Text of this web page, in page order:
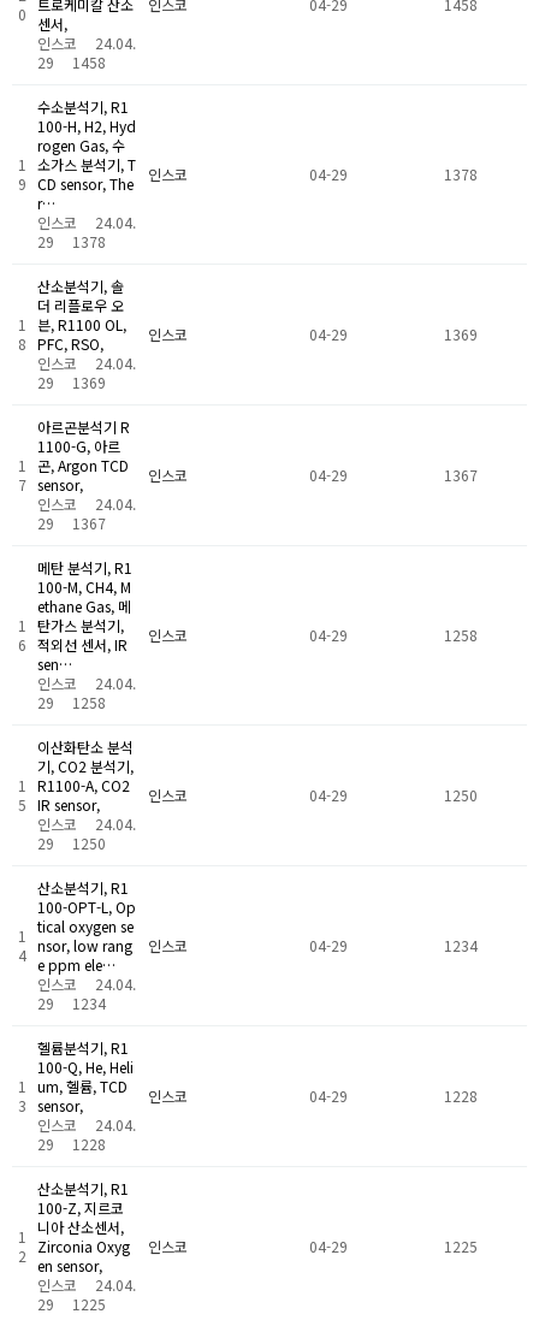
0
트로케미칼 산소
센서,
인스코
24.04.
29
1458
인스코 04-29 1458
1
9
수소분석기, R1
100-H, H2, Hyd
rogen Gas, 수
소가스 분석기, T
CD sensor, The
r…
인스코
24.04.
29
1378
인스코 04-29 1378
1
8
산소분석기, 솔
더 리플로우 오
븐, R1100 OL,
PFC, RSO,
인스코
24.04.
29
1369
인스코 04-29 1369
1
7
아르곤분석기 R
1100-G, 아르
곤, Argon TCD
sensor,
인스코
24.04.
29
1367
인스코 04-29 1367
1
6
메탄 분석기, R1
100-M, CH4, M
ethane Gas, 메
탄가스 분석기,
적외선 센서, IR
sen…
인스코
24.04.
29
1258
인스코 04-29 1258
1
5
이산화탄소 분석
기, CO2 분석기,
R1100-A, CO2
IR sensor,
인스코
24.04.
29
1250
인스코 04-29 1250
1
4
산소분석기, R1
100-OPT-L, Op
tical oxygen se
nsor, low rang
e ppm ele…
인스코
24.04.
29
1234
인스코 04-29 1234
1
3
헬륨분석기, R1
100-Q, He, Heli
um, 헬륨, TCD
sensor,
인스코
24.04.
29
1228
인스코 04-29 1228
1
2
산소분석기, R1
100-Z, 지르코
니아 산소센서,
Zirconia Oxyg
en sensor,
인스코
24.04.
29
1225
인스코 04-29 1225